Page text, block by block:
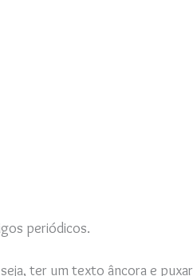
periódicos.
ter um texto âncora e puxar